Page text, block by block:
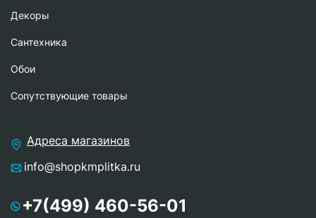
Декоры
Сантехника
Обои
Сопутствующие товары
Адреса магазинов
info@shopkmplitka.ru
+7(499) 460-56-01